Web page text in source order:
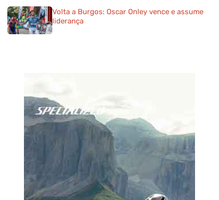
Volta a Burgos: Oscar Onley vence e assume
liderança